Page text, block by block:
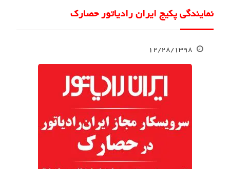
نمایندگی پکیج ایران رادیاتور حصارک
۱۲/۲۸/۱۳۹۸